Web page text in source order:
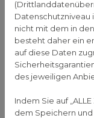
Verschiedene
einen
zählen zum
Erkrankungen
sowie
Ausscheidung
Datenschutzniveau
nicht mit dem in
besteht daher ein
auf diese Daten
des jeweiligen
Indem Sie auf
dem Speichern